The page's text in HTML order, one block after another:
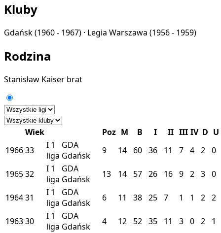
Kluby
Gdańsk(1960 - 1967) · Legia Warszawa (1956 - 1959)
Rodzina
Stanisław Kaiser brat
Wiek Poz M B I II III IV D U
196633 I 1
liga
GDA
Gdańsk
9 14 60 36 11 7 4 2 0
196532 I 1
liga
GDA
Gdańsk
13 14 57 26 16 9 2 3 0
196431 I 1
liga
GDA
Gdańsk
6 11 38 25 7 1 1 2 2
196330 I 1
liga
GDA
Gdańsk
4 12 52 35 11 3 0 2 1